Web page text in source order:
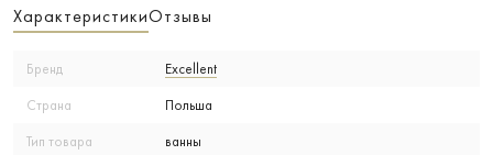
ХарактеристикиОтзывы
Бренд Excellent
Страна Польша
Тип товара ванны